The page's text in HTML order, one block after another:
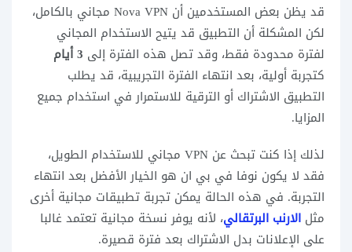
قد يظن بعض المستخدمين أن Nova VPN مجاني بالكامل،
لكن المشكلة أن التطبيق قد يتيح الاستخدام المجاني
لفترة محدودة فقط، وقد تصل هذه الفترة إلى 3 أيام
كتجربة أولية، بعد انتهاء الفترة التجريبية، قد يطلب
التطبيق الاشتراك أو الترقية للاستمرار في استخدام جميع
المزايا.
لذلك إذا كنت تبحث عن VPN مجاني للاستخدام الطويل،
فقد لا يكون نوفا في بي ان هو الخيار الأفضل بعد انتهاء
التجربة. في هذه الحالة يمكن تجربة تطبيقات مجانية أخرى
مثل الارنب البرتقالي، لأنه يوفر نسخة مجانية تعتمد غالبا
على الإعلانات بدل الاشتراك بعد فترة قصيرة.